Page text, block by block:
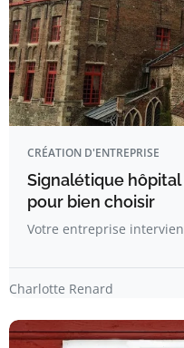
CRÉATION D'ENTREPRISE
Signalétique
pour bien choisir
Votre entreprise
Charlotte Renard